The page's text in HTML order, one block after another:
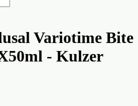
Variotime Bite
- Kulzer